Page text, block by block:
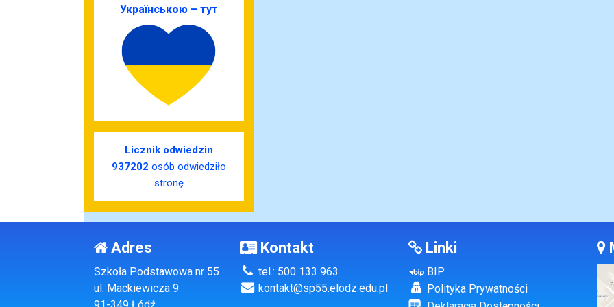
Українською – тут
Licznik odwiedzin
937202 osób odwiedziło
stronę
Adres
Szkoła Podstawowa nr 55
ul. Mackiewicza 9
Kontakt
tel.: 500 133 963
kontakt@sp55.elodz.edu.pl
Linki
BIP
Polityka Prywatności